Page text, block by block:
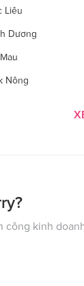
Liêu
Dương
Nông
Cai
An kinh